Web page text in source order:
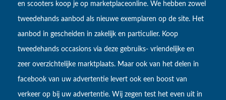
en scooters koop je op marketplaceonline. We hebben zowel
tweedehands aanbod als nieuwe exemplaren op de site. Het
aanbod in gescheiden in zakelijk en particulier. Koop
tweedehands occasions via deze gebruiks- vriendelijke en
zeer overzichtelijke marktplaats. Maar ook van het delen in
facebook van uw advertentie levert ook een boost van
verkeer op bij uw advertentie. Wij zegen test het even uit in